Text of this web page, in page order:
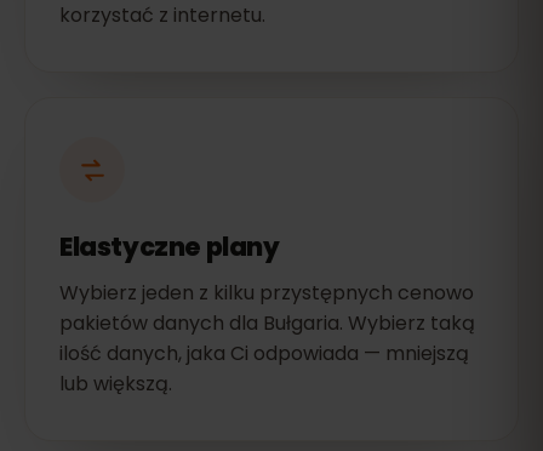
korzystać z internetu.
Elastyczne plany
Wybierz jeden z kilku przystępnych cenowo
pakietów danych dla Bułgaria. Wybierz taką
ilość danych, jaka Ci odpowiada — mniejszą
lub większą.